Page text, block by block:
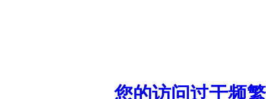
您的访问过于频